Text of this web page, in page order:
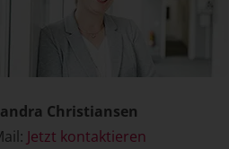
Christiansen
Jetzt kontaktieren